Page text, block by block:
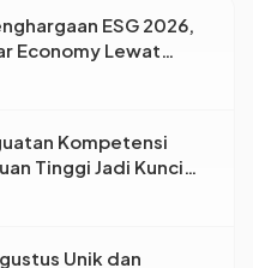
ESG 2026,
Economy Lewat
Berkelanjutan
Kompetensi
Tinggi Jadi Kunci
Dunia Kerja
Unik dan